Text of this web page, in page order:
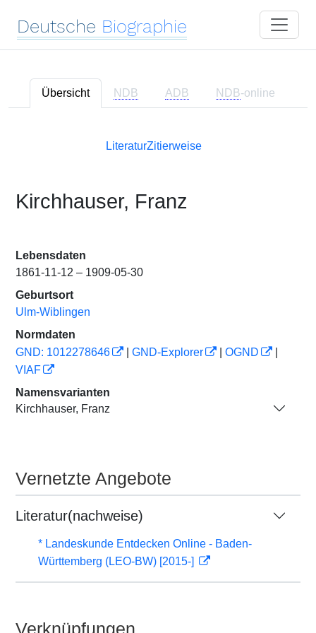
Deutsche Biographie
Übersicht NDB ADB NDB-online
LiteraturZitierweise
Kirchhauser, Franz
Lebensdaten
1861-11-12 – 1909-05-30
Geburtsort
Ulm-Wiblingen
Normdaten
GND: 1012278646
GND-Explorer OGND
VIAF
Namensvarianten
Kirchhauser, Franz
Vernetzte Angebote
Literatur(nachweise)
* Landeskunde Entdecken Online - Baden-
Württemberg (LEO-BW) [2015-]
Verknüpfungen